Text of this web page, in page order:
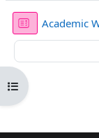
Kurs dizinini aç
Academic